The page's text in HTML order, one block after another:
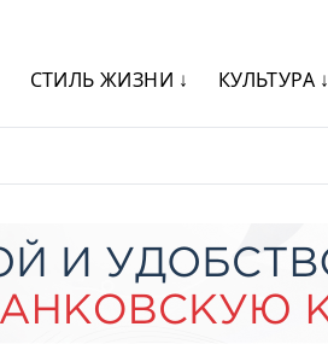
СТИЛЬ ЖИЗНИ ↓ КУЛЬТУРА ↓